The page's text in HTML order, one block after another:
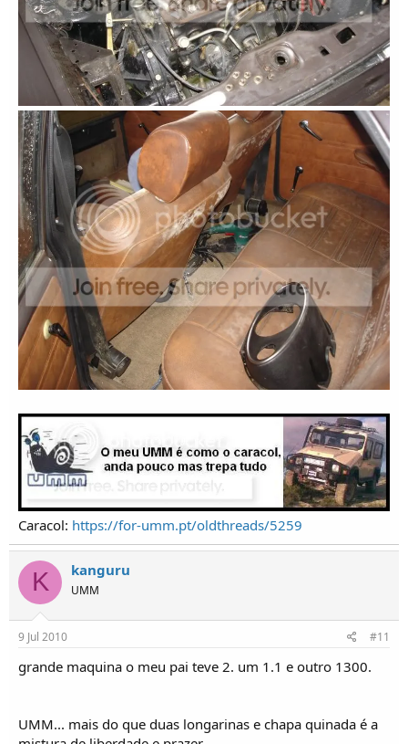
Caracol: https://for-umm.pt/oldthreads/5259
K kanguru
UMM
9 Jul 2010 #11
grande maquina o meu pai teve 2. um 1.1 e outro 1300.
UMM... mais do que duas longarinas e chapa quinada é a